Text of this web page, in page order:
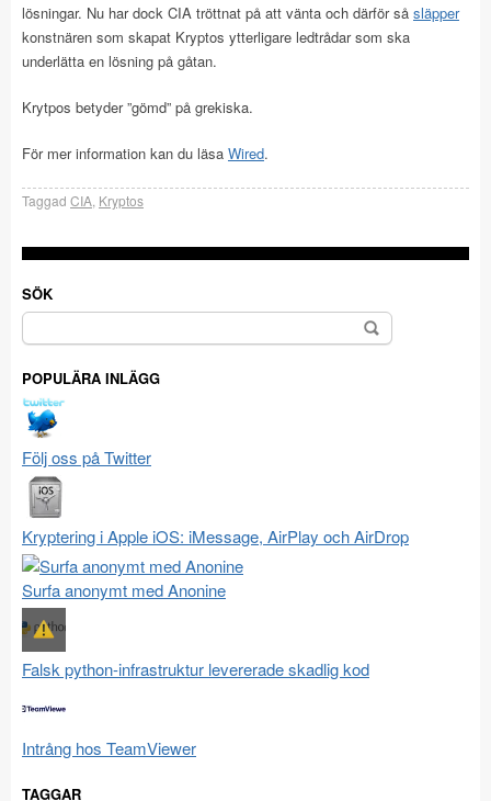
lösningar. Nu har dock CIA tröttnat på att vänta och därför så släpper
konstnären som skapat Kryptos ytterligare ledtrådar som ska
underlätta en lösning på gåtan.
Krytpos betyder ”gömd” på grekiska.
För mer information kan du läsa Wired.
Taggad CIA Kryptos
SÖK
Sök
efter:
POPULÄRA INLÄGG
Följ oss på Twitter
Kryptering i Apple iOS: iMessage, AirPlay och AirDrop
Surfa anonymt med Anonine
Falsk python-infrastruktur levererade skadlig kod
Intrång hos TeamViewer
TAGGAR